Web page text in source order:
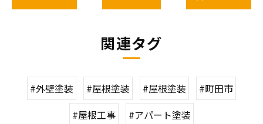
関連タグ
#外壁塗装 #屋根塗装 #屋根塗装
#町田市
#屋根工事
#アパート塗装